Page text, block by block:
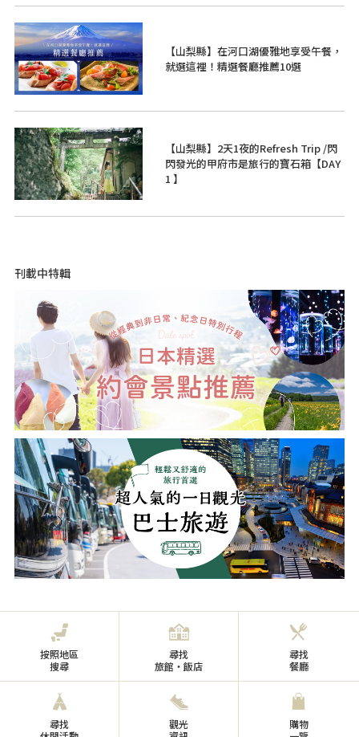
【山梨縣】在河口湖優雅地享受午餐，
就選這裡！精選餐廳推薦10選
【山梨縣】2天1夜的Refresh Trip /閃
閃發光的甲府市是旅行的寶石箱【DAY
1 】
刊載中特輯
按照地區
搜尋
尋找
旅館・飯店
尋找
餐廳
尋找
觀光
購物